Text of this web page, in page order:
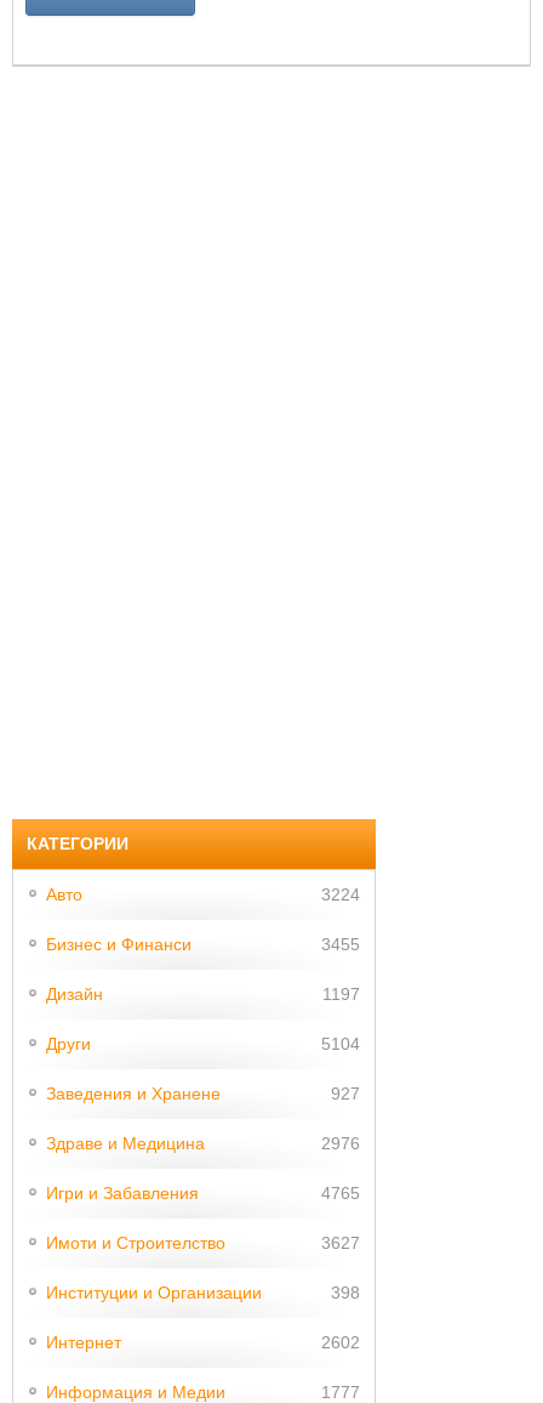
КАТЕГОРИИ
Авто 3224
Бизнес и Финанси 3455
Дизайн 1197
Други 5104
Заведения и Хранене 927
Здраве и Медицина 2976
Игри и Забавления 4765
Имоти и Строителство 3627
Институции и Организации 398
Интернет 2602
Информация и Медии 1777